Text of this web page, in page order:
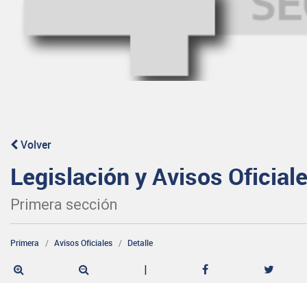
Volver
Legislación y Avisos
Primera sección
Primera Avisos Oficiales Detalle